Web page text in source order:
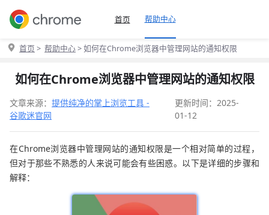
首页 帮助中心
首页 > 帮助中心> 如何在Chrome浏览器中管理网站的通知权限
如何在Chrome浏览器中管理网站的通知权限
文章来源： 提供纯净的掌上浏览工具 -
谷歌迷官网
更新时间：2025-
01-12
在Chrome浏览器中管理网站的通知权限是一个相对简单的过程，
但对于那些不熟悉的人来说可能会有些困惑。以下是详细的步骤和
解释：